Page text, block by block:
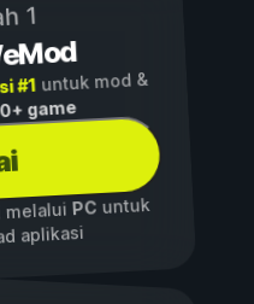
1
#1untuk mod &
game
melalui PCuntuk
aplikasi